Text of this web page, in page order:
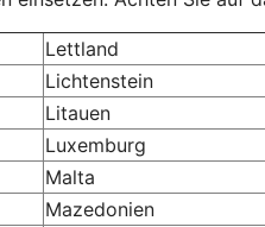
Lettland
Lichtenstein
Litauen
Luxemburg
Malta
Mazedonien